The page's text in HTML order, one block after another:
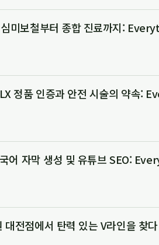
미보철부터 종합 진료까지:
정품 인증과 안전 시술의 약속:
어 자막 생성 및 유튜브 SEO:
전점에서 탄력 있는 V라인을 찾다